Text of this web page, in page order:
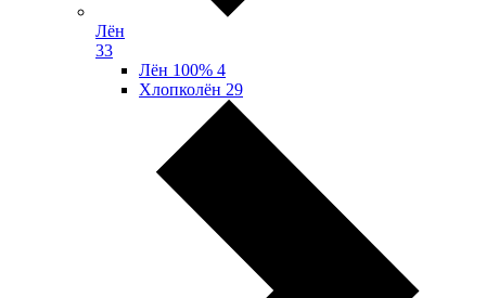
Лён
33
Лён 100% 4
Хлопколён 29